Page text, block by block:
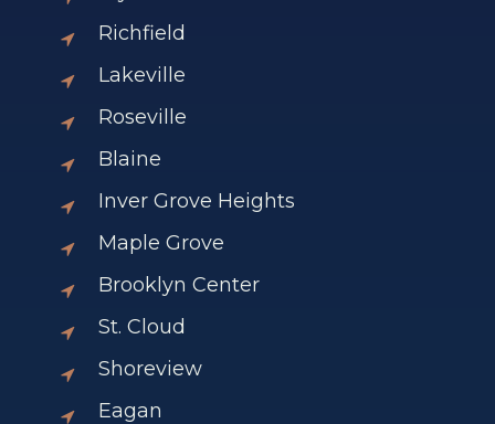
Richfield
Lakeville
Roseville
Blaine
Inver Grove Heights
Maple Grove
Brooklyn Center
St. Cloud
Shoreview
Eagan